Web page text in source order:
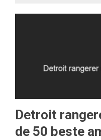
Detroit
de 50 beste